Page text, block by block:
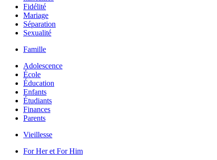
Fidélité
Mariage
Séparation
Sexualité
Famille
Adolescence
École
Éducation
Enfants
Étudiants
Finances
Parents
Vieillesse
For Her et For Him